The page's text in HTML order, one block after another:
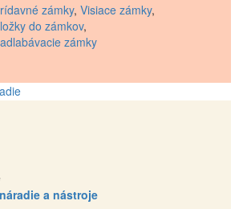
zámky, Visiace zámky,
do zámkov,
zámky
a nástroje